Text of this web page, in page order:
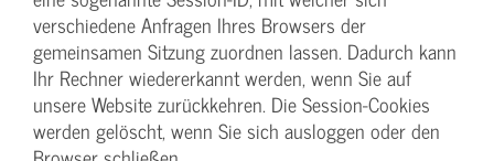
verschiedene Anfragen Ihres Browsers der
gemeinsamen Sitzung zuordnen lassen. Dadurch kann
Ihr Rechner wiedererkannt werden, wenn Sie auf
unsere Website zurückkehren. Die Session-Cookies
werden gelöscht, wenn Sie sich ausloggen oder den